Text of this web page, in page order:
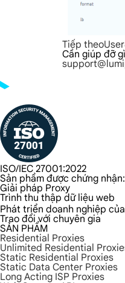
Tiếp theo
Cần giúp đỡ
ISO/IEC 27001:2022
Sản phẩm được chứng nhận:
Giải pháp Proxy
Trình thu thập dữ liệu web
Phát triển doanh nghiệp
Trao đổi với chuyên gia
SẢN PHẨM
Residential Proxies
Unlimited Residential
Static Residential Proxies
Static Data Center Proxies
Long Acting ISP Proxies